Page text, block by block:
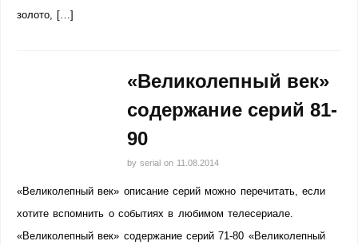
золото, […]
«Великолепный век»
содержание серий 81-
90
by serial on 11.08.2014
«Великолепный век» описание серий можно перечитать, если
хотите вспомнить о событиях в любимом телесериале.
«Великолепный век» содержание серий 71-80 «Великолепный